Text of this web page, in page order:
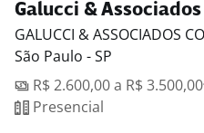
Galucci & Associados
GALUCCI & ASSOCIADOS
São Paulo - SP
R$ 2.600,00 a R$ 3.500,00
Presencial